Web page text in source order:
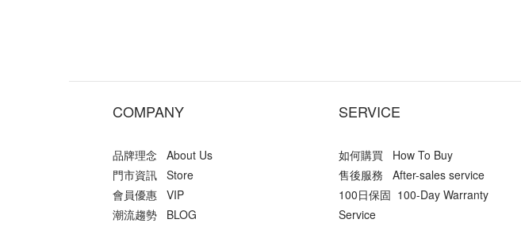
COMPANY
品牌理念 About Us
門市資訊 Store
會員優惠 VIP
潮流趨勢 BLOG
SERVICE
如何購買 How To Buy
售後服務 After-sales service
100日保固 100-Day Warranty
Service